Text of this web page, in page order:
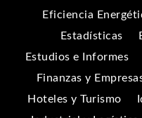
Eficiencia
Estadísticas
Estudios e Informes
Finanzas y
Hoteles y Turismo